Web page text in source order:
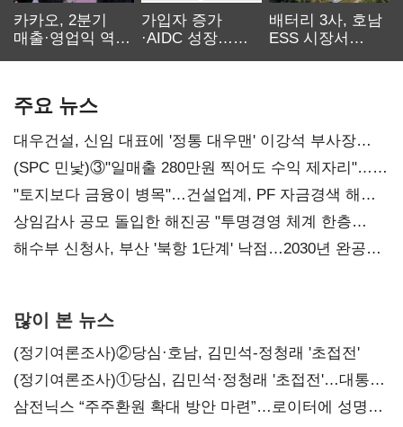
카카오, 2분기
매출·영업익 역대
가입자 증가
·AIDC 성장…
배터리 3사, 호남
ESS 시장서
주요 뉴스
대우건설, 신임 대표에 '정통 대우맨' 이강석 부사장
내정
(SPC 민낯)③"일매출 280만원 찍어도 수익 제자리"…
점주 울리는 '상시 할인'
"토지보다 금융이 병목"…건설업계, PF 자금경색 해소
목소리
상임감사 공모 돌입한 해진공 "투명경영 체계 한층
강화"
해수부 신청사, 부산 '북항 1단계' 낙점…2030년 완공
많이 본 뉴스
(정기여론조사)②당심·호남, 김민석-정청래 '초접전'
(정기여론조사)①당심, 김민석·정청래 '초접전'…대통령
지지도 '50% 아래로'(종합)
삼전닉스 “주주환원 확대 방안 마련”…로이터에 성명